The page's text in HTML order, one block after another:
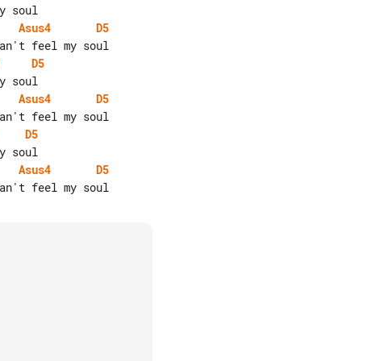
Asus4
D5
D5
Asus4
D5
D5
Asus4
D5